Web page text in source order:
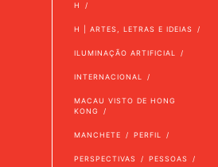
H
H | ARTES, LETRAS E IDEIAS
ILUMINAÇÃO ARTIFICIAL
INTERNACIONAL
MACAU VISTO DE HONG
KONG
MANCHETE PERFIL
PERSPECTIVAS PESSOAS